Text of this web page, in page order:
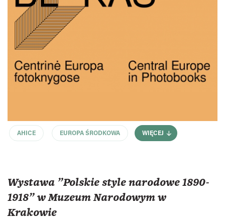
AHICE EUROPA ŚRODKOWA WIĘCEJ
Wystawa "Polskie style narodowe 1890-
1918" w Muzeum Narodowym w
Krakowie